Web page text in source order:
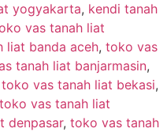
yogyakarta, kendi tanah
vas tanah liat
liat banda aceh, toko vas
tanah liat banjarmasin,
toko vas tanah liat bekasi,
toko vas tanah liat
denpasar, toko vas tanah